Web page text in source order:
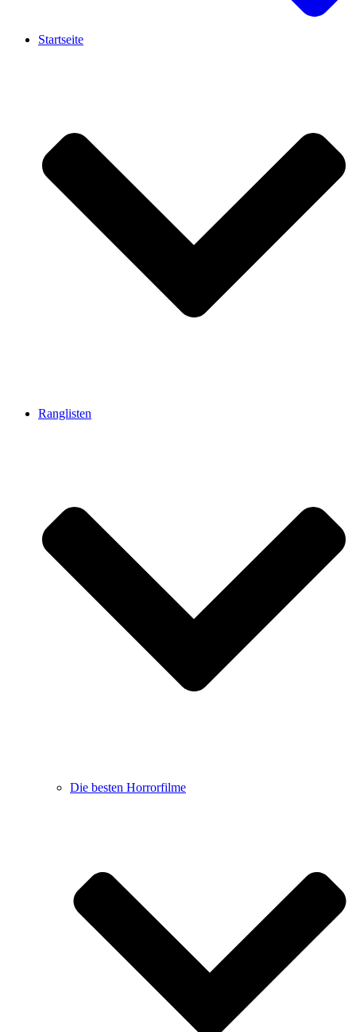
Startseite
Ranglisten
Die besten Horrorfilme